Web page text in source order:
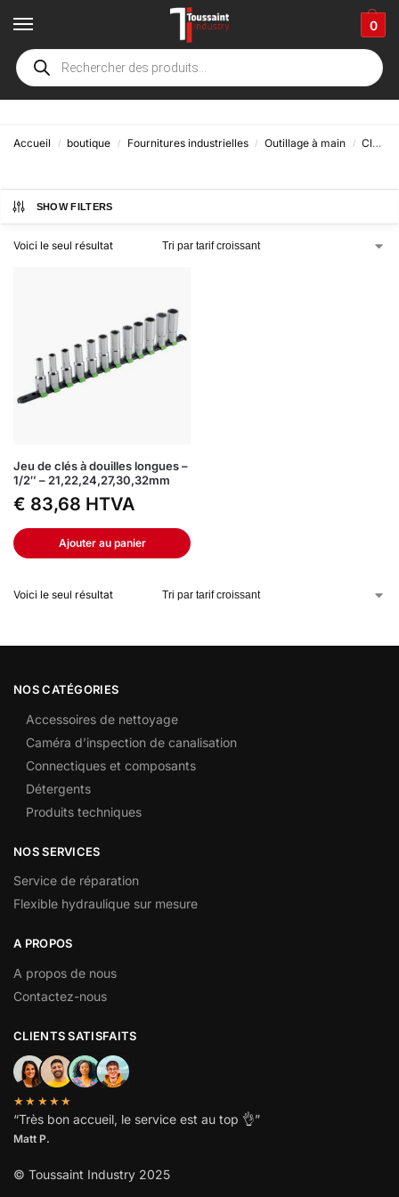
0
Douilles
Accueil / boutique / Fournitures industrielles / Outillage à main / Clés et douilles
SHOW FILTERS
Voici le seul résultat
Jeu de clés à douilles longues –
1/2″ – 21,22,24,27,30,32mm
€ 83,68 HTVA
Ajouter au panier
Voici le seul résultat
NOS CATÉGORIES
Accessoires de nettoyage
Caméra d’inspection de canalisation
Connectiques et composants
Détergents
Produits techniques
NOS SERVICES
Service de réparation
Flexible hydraulique sur mesure
A PROPOS
A propos de nous
Contactez-nous
CLIENTS SATISFAITS
★★★★★
“Très bon accueil, le service est au top 👌”
Matt P.
© Toussaint Industry 2025